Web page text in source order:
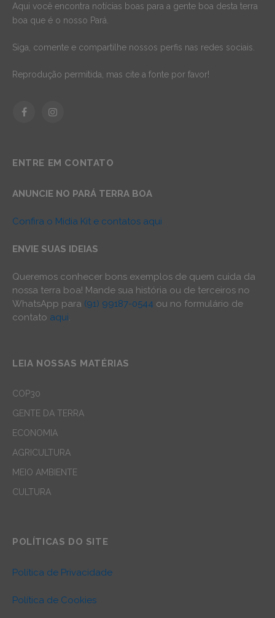
Aqui você encontra notícias boas para a gente boa desta terra
boa que é o nosso Pará.
Siga, comente e compartilhe nossos perfis nas redes sociais.
Reprodução permitida, mas cite a fonte por favor!
FacebookInstagram
ENTRE EM CONTATO
ANUNCIE NO PARÁ TERRA BOA
Confira o Mídia Kit e contatos aqui
ENVIE SUAS IDEIAS
Queremos conhecer bons exemplos de quem cuida da
nossa terra boa! Mande sua história ou de terceiros no
WhatsApp para (91) 99187-0544 ou no formulário de
contato aqui.
LEIA NOSSAS MATÉRIAS
COP30
GENTE DA TERRA
ECONOMIA
AGRICULTURA
MEIO AMBIENTE
CULTURA
POLÍTICAS DO SITE
Política de Privacidade
Política de Cookies